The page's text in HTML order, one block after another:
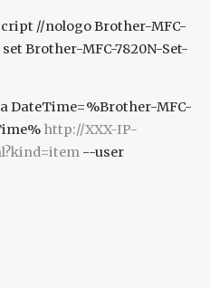
//nologo Brother-MFC-
Brother-MFC-7820N-Set-
DateTime=%Brother-MFC-
http://XXX-IP-
--user